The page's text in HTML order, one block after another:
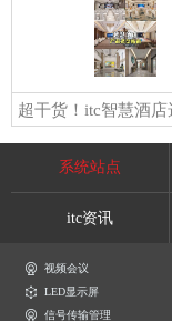
系统站点
itc资讯
视频会议
LED显示屏
信号传输管理